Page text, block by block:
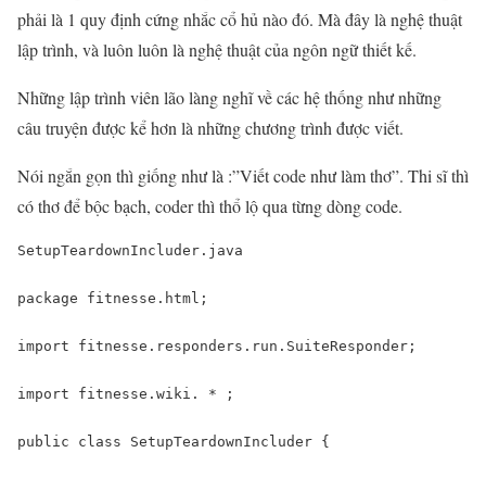
phải là 1 quy định cứng nhắc cổ hủ nào đó. Mà đây là nghệ thuật
lập trình, và luôn luôn là nghệ thuật của ngôn ngữ thiết kế.
Những lập trình viên lão làng nghĩ về các hệ thống như những
câu truyện được kể hơn là những chương trình được viết.
Nói ngắn gọn thì giống như là :”Viết code như làm thơ”. Thi sĩ thì
có thơ để bộc bạch, coder thì thổ lộ qua từng dòng code.
SetupTeardownIncluder.java
package fitnesse.html;
import fitnesse.responders.run.SuiteResponder;
import fitnesse.wiki. * ;
public class SetupTeardownIncluder {